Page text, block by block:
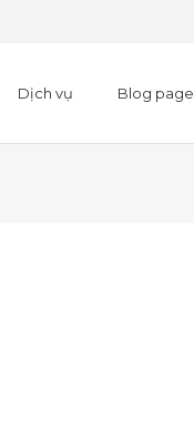
Dịch vụ Blog page